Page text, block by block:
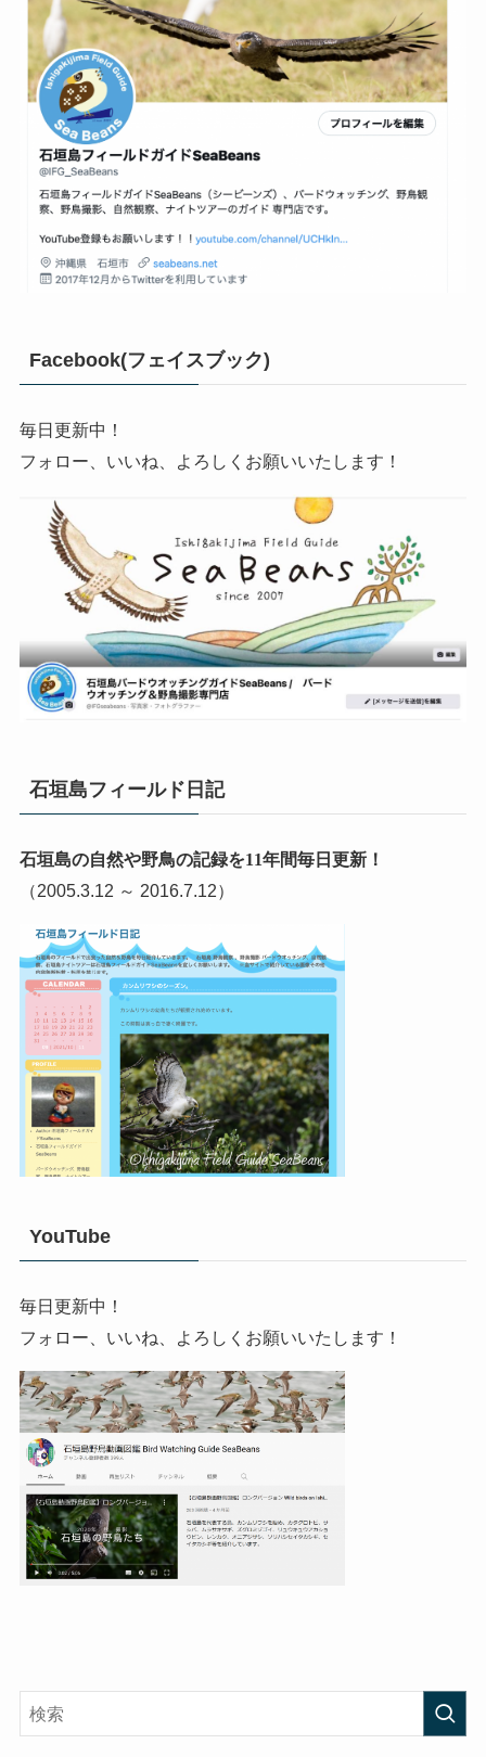
Facebook(フェイスブック)
毎日更新中！
フォロー、いいね、よろしくお願いいたします！
石垣島フィールド日記
石垣島の自然や野鳥の記録を11年間毎日更新！
（2005.3.12 ～ 2016.7.12）
YouTube
毎日更新中！
フォロー、いいね、よろしくお願いいたします！